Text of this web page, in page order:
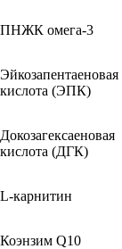
ПНЖК омега-3
Эйкозапентаеновая
кислота (ЭПК)
Докозагексаеновая
кислота (ДГК)
L-карнитин
Коэнзим Q10